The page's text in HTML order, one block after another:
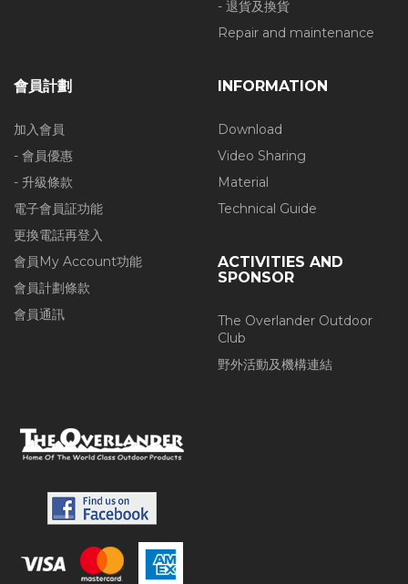
- 退貨及換貨
Repair and maintenance
會員計劃
加入會員
- 會員優惠
- 升級條款
電子會員証功能
更換電話再登入
會員My Account功能
會員計劃條款
會員通訊
INFORMATION
Download
Video Sharing
Material
Technical Guide
ACTIVITIES AND
SPONSOR
The Overlander Outdoor
Club
野外活動及機構連結